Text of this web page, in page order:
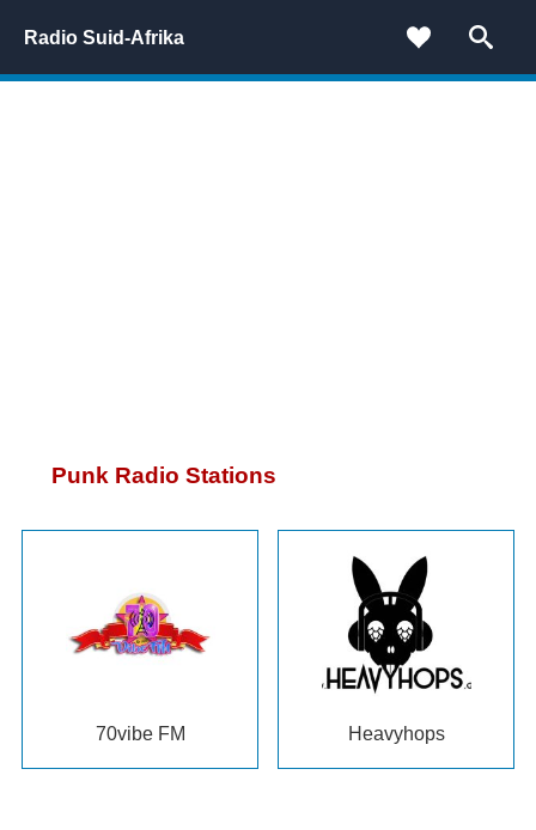
Radio Suid-Afrika
Punk Radio Stations
70vibe FM Heavyhops